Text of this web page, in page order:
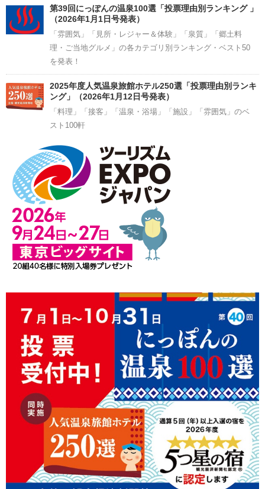
第39回にっぽんの温泉100選「投票理由別ランキング 」
（2026年1月1日号発表）
「雰囲気」「見所・レジャー＆体験」「泉質」「郷土料
理・ご当地グルメ」の各カテゴリ別ランキング・ベスト50
を発表！
2025年度人気温泉旅館ホテル250選「投票理由別ランキ
ング」（2026年1月12日号発表）
「料理」「接客」「温泉・浴場」「施設」「雰囲気」のベ
スト100軒